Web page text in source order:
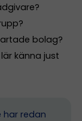
bolag?
känna just
har redan